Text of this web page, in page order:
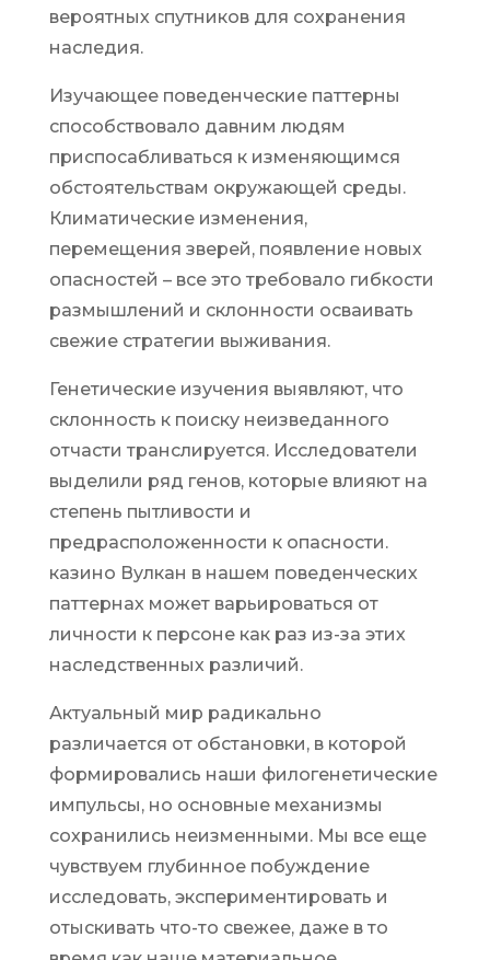
вероятных спутников для сохранения
наследия.
Изучающее поведенческие паттерны
способствовало давним людям
приспосабливаться к изменяющимся
обстоятельствам окружающей среды.
Климатические изменения,
перемещения зверей, появление новых
опасностей – все это требовало гибкости
размышлений и склонности осваивать
свежие стратегии выживания.
Генетические изучения выявляют, что
склонность к поиску неизведанного
отчасти транслируется. Исследователи
выделили ряд генов, которые влияют на
степень пытливости и
предрасположенности к опасности.
казино Вулкан в нашем поведенческих
паттернах может варьироваться от
личности к персоне как раз из-за этих
наследственных различий.
Актуальный мир радикально
различается от обстановки, в которой
формировались наши филогенетические
импульсы, но основные механизмы
сохранились неизменными. Мы все еще
чувствуем глубинное побуждение
исследовать, экспериментировать и
отыскивать что-то свежее, даже в то